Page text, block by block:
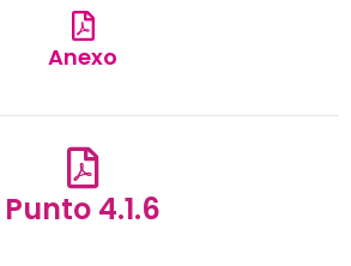
Anexo
Punto 4.1.6